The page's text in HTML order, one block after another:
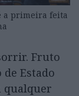
a primeira feita
Fruto
Estado
qualquer